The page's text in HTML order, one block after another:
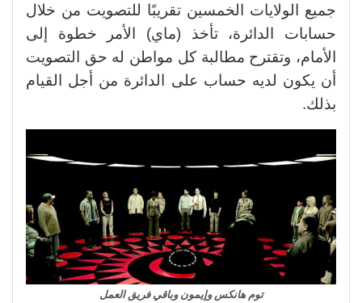
جميع الولايات الخمسين تقريبًا للتصويت من خلال
حسابات الدائرة، تأخذ (ماي) الأمر خطوة إلى
الأمام، وتقترح مطالبة كل مواطن له حق التصويت
أن يكون لديه حساب على الدائرة من أجل القيام
بذلك.
توم هانكس وإيمون وباقي فريق العمل